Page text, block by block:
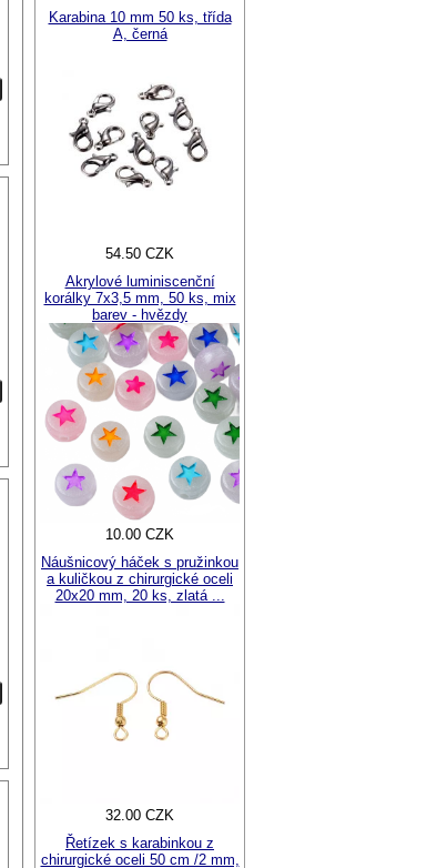
Karabina 10 mm 50 ks, třída
A, černá
54.50 CZK
Akrylové luminiscenční
korálky 7x3,5 mm, 50 ks, mix
barev - hvězdy
10.00 CZK
Náušnicový háček s pružinkou
a kuličkou z chirurgické oceli
20x20 mm, 20 ks, zlatá ...
32.00 CZK
Řetízek s karabinkou z
chirurgické oceli 50 cm /2 mm,